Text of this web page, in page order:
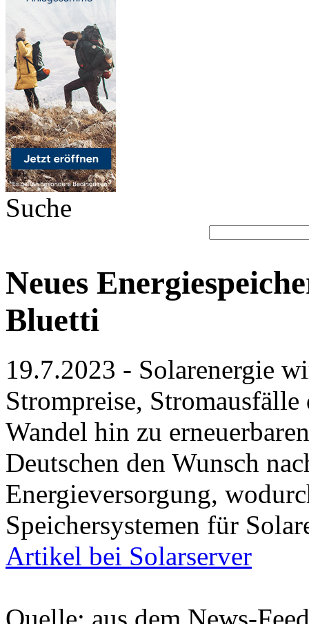
Suche
Neues
Bluetti
19.7.2023 - Solarenergie
Strompreise,
Wandel hin zu
Deutschen den Wunsch
Energieversorgung,
Speichersystemen für
Artikel bei Solarserver
Quelle: aus dem News-